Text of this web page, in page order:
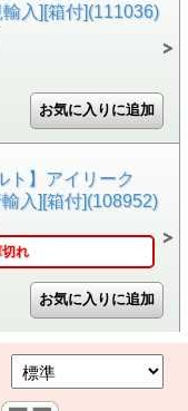
入][箱付](111036)
ト】アイリーク
入][箱付](108952)
れ